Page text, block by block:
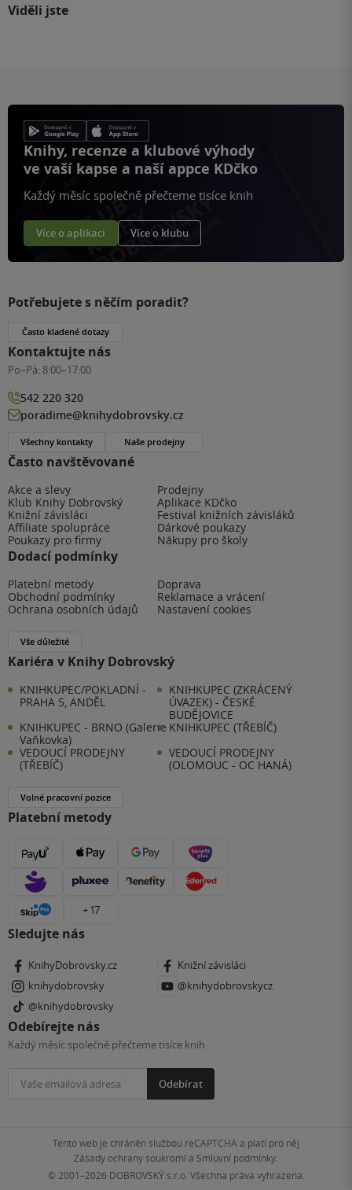
Viděli jste
Knihy, recenze a klubové výhody
ve vaší kapse a naší appce KDčko
Každý měsíc společně přečteme tisíce knih
Více o aplikaci Více o klubu
Často navštěvované
Akce a slevy
Prodejny
Klub Knihy Dobrovský
Aplikace KDčko
Knižní závisláci
Festival knižních závisláků
Affiliate spolupráce
Dárkové poukazy
Poukazy pro firmy
Nákupy pro školy
Dodací podmínky
Platební metody
Doprava
Obchodní podmínky
Reklamace a vrácení
Ochrana osobních údajů
Nastavení cookies
Vše důležité
Kariéra v Knihy Dobrovský
KNIHKUPEC/POKLADNÍ -
PRAHA 5, ANDĚL
KNIHKUPEC (ZKRÁCENÝ
ÚVAZEK) - ČESKÉ
BUDĚJOVICE
KNIHKUPEC - BRNO (Galerie
Vaňkovka)
KNIHKUPEC (TŘEBÍČ)
VEDOUCÍ PRODEJNY
(TŘEBÍČ)
VEDOUCÍ PRODEJNY
(OLOMOUC - OC HANÁ)
Volné pracovní pozice
Platební metody
+ 17
Sledujte nás
KnihyDobrovsky.cz
Knižní závisláci
knihydobrovsky
@knihydobrovskycz
@knihydobrovsky
Odebírejte nás
Každý měsíc společně přečteme tisíce knih
Odebírat
Potřebujete s něčím poradit?
Často kladené dotazy
Kontaktujte nás
Po–Pá: 8:00–17:00
542 220 320
poradime@knihydobrovsky.cz
Všechny kontakty Naše prodejny
Tento web je chráněn službou reCAPTCHA a platí pro něj
Zásady ochrany soukromía Smluvní podmínky
© 2001–2026 DOBROVSKÝ s.r.o. Všechna práva vyhrazena.